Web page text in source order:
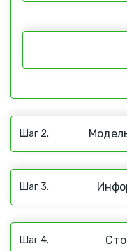
Шаг 2.
Шаг 3.
Шаг 4.